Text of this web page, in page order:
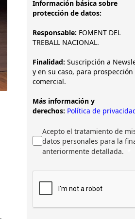
Información básica sobre
protección de datos:
Responsable: FOMENT DEL
TREBALL NACIONAL.
Finalidad: Suscripción a
y en su caso, para prospección
comercial.
Más información y
derechos: Política de
Acepto el tratamiento de
datos personales para la
anteriormente detallada.